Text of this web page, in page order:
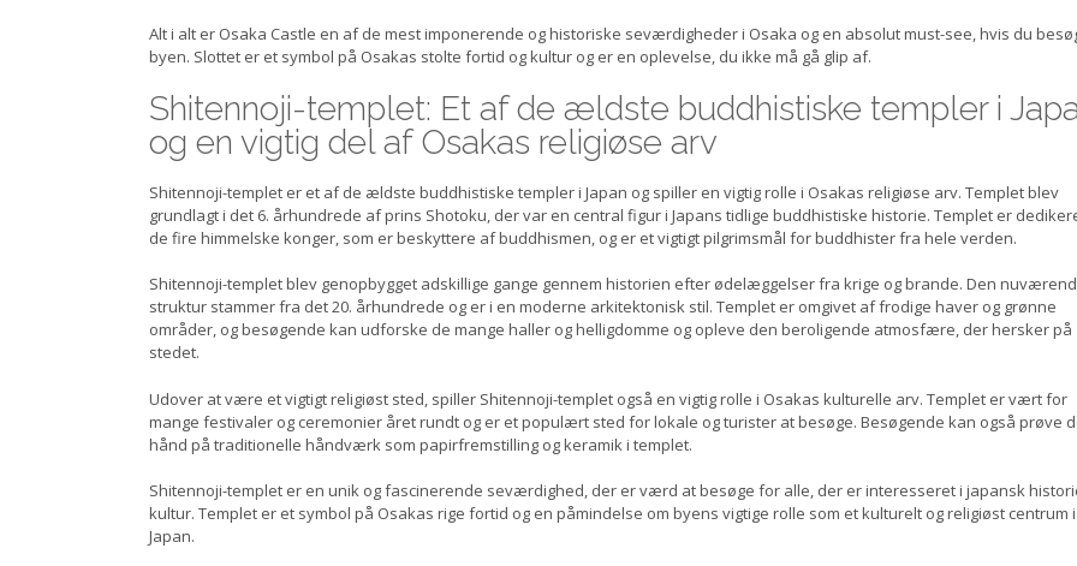
Alt i alt er Osaka Castle en af de mest imponerende og historiske seværdigheder i Osaka og en absolut must-see, hvis du
byen. Slottet er et symbol på Osakas stolte fortid og kultur og er en oplevelse, du ikke må gå glip af.
Shitennoji-templet: Et af de ældste buddhistiske templer i
og en vigtig del af Osakas religiøse arv
Shitennoji-templet er et af de ældste buddhistiske templer i Japan og spiller en vigtig rolle i Osakas religiøse arv. Templet blev
grundlagt i det 6. århundrede af prins Shotoku, der var en central figur i Japans tidlige buddhistiske historie. Templet er
de fire himmelske konger, som er beskyttere af buddhismen, og er et vigtigt pilgrimsmål for buddhister fra hele verden.
Shitennoji-templet blev genopbygget adskillige gange gennem historien efter ødelæggelser fra krige og brande. Den
struktur stammer fra det 20. århundrede og er i en moderne arkitektonisk stil. Templet er omgivet af frodige haver og grønne
områder, og besøgende kan udforske de mange haller og helligdomme og opleve den beroligende atmosfære, der hersker på
stedet.
Udover at være et vigtigt religiøst sted, spiller Shitennoji-templet også en vigtig rolle i Osakas kulturelle arv. Templet er vært for
mange festivaler og ceremonier året rundt og er et populært sted for lokale og turister at besøge. Besøgende kan også prøve
hånd på traditionelle håndværk som papirfremstilling og keramik i templet.
Shitennoji-templet er en unik og fascinerende seværdighed, der er værd at besøge for alle, der er interesseret i japansk
kultur. Templet er et symbol på Osakas rige fortid og en påmindelse om byens vigtige rolle som et kulturelt og religiøst centrum i
Japan.